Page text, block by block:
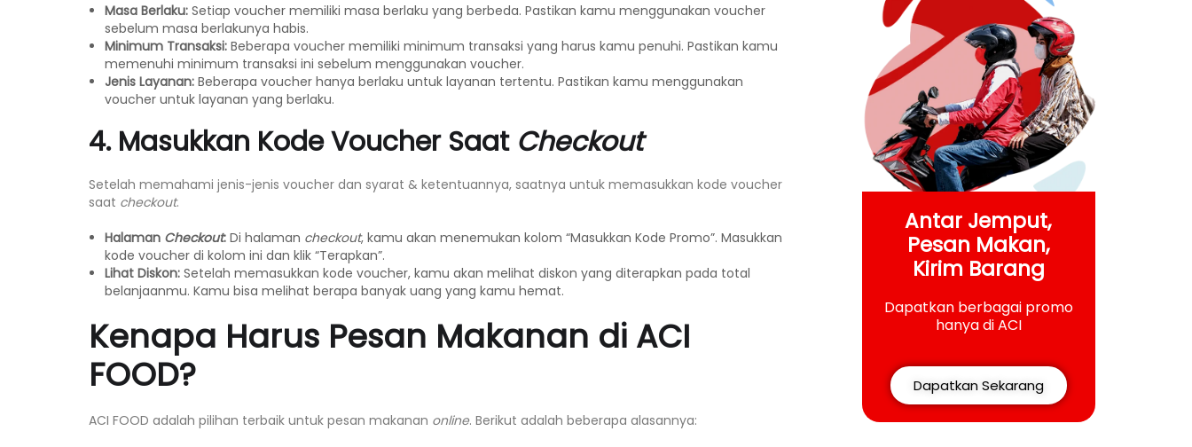
Masa Berlaku: Setiap voucher memiliki masa berlaku yang berbeda. Pastikan kamu menggunakan voucher
sebelum masa berlakunya habis.
Minimum Transaksi: Beberapa voucher memiliki minimum transaksi yang harus kamu penuhi. Pastikan kamu
memenuhi minimum transaksi ini sebelum menggunakan voucher.
Jenis Layanan: Beberapa voucher hanya berlaku untuk layanan tertentu. Pastikan kamu menggunakan
voucher untuk layanan yang berlaku.
4. Masukkan Kode Voucher Saat Checkout
Setelah memahami jenis-jenis voucher dan syarat & ketentuannya, saatnya untuk memasukkan kode voucher
saat checkout.
Halaman Checkout: Di halaman checkout, kamu akan menemukan kolom “Masukkan Kode Promo”. Masukkan
kode voucher di kolom ini dan klik “Terapkan”.
Lihat Diskon: Setelah memasukkan kode voucher, kamu akan melihat diskon yang diterapkan pada total
belanjaanmu. Kamu bisa melihat berapa banyak uang yang kamu hemat.
Kenapa Harus Pesan Makanan di ACI
FOOD?
ACI FOOD adalah pilihan terbaik untuk pesan makanan online. Berikut adalah beberapa alasannya:
Antar Jemput,
Pesan Makan,
Kirim Barang
Dapatkan berbagai promo
hanya di ACI
Dapatkan Sekarang